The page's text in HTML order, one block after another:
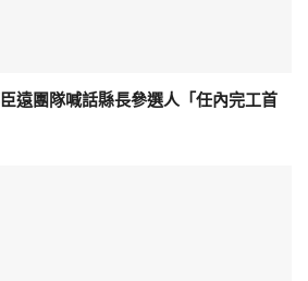
遠團隊喊話縣長參選人「任內完工首